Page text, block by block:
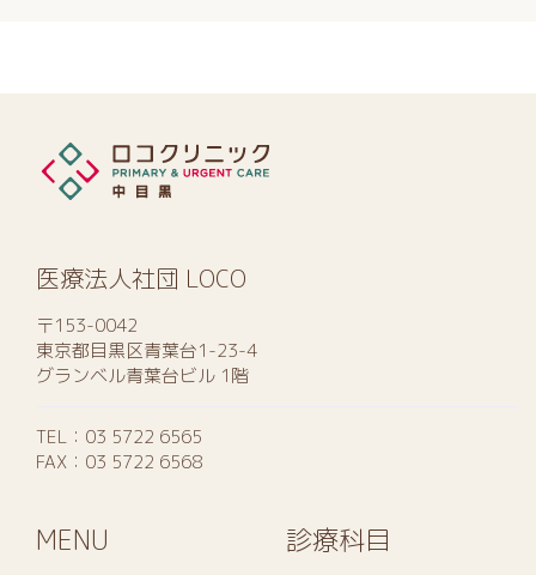
医療法人社団 LOCO
〒153-0042
東京都目黒区青葉台1-23-4
グランベル青葉台ビル 1階
TEL： 03 5722 6565
FAX：03 5722 6568
MENU 診療科目